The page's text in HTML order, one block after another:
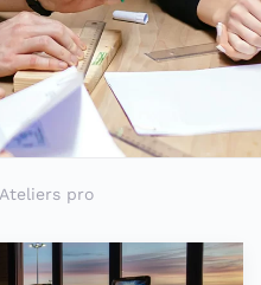
Ateliers pro